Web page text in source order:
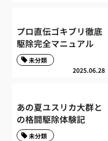
プロ直伝ゴキブリ徹底
駆除完全マニュアル
2025.06.28
未分類
あの夏ユスリカ大群と
の格闘駆除体験記
未分類